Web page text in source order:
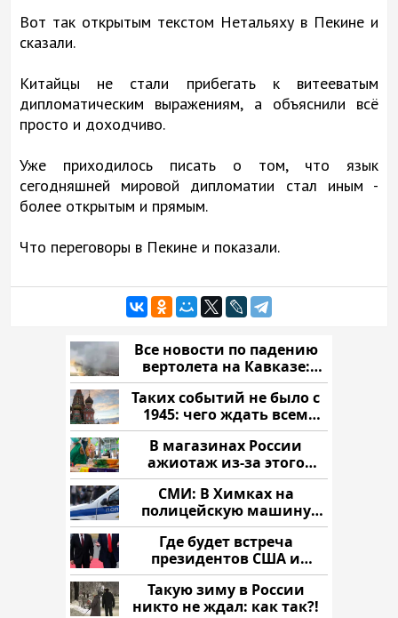
Вот так открытым текстом Нетальяху в Пекине и
сказали.
Китайцы не стали прибегать к витееватым
дипломатическим выражениям, а объяснили всё
просто и доходчиво.
Уже приходилось писать о том, что язык
сегодняшней мировой дипломатии стал иным -
более открытым и прямым.
Что переговоры в Пекине и показали.
Все новости по падению
вертолета на Кавказе:
читать здесь
Таких событий не было с
1945: чего ждать всем
нам?
В магазинах России
ажиотаж из-за этого
продукта: что купить?
СМИ: В Химках на
полицейскую машину
напали и подожгли.
Где будет встреча
президентов США и
России: Европа?
Такую зиму в России
никто не ждал: как так?!